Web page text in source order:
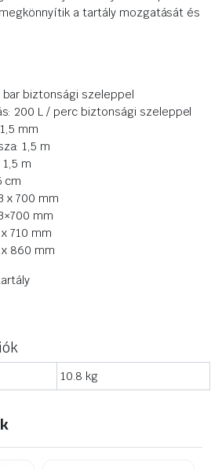
a tartály mozgatását és
biztonsági szeleppel
200 L / perc biztonsági szeleppel
mm
1,5 m
m
cm
x 700 mm
mm
710 mm
x 860 mm
10.8 kg